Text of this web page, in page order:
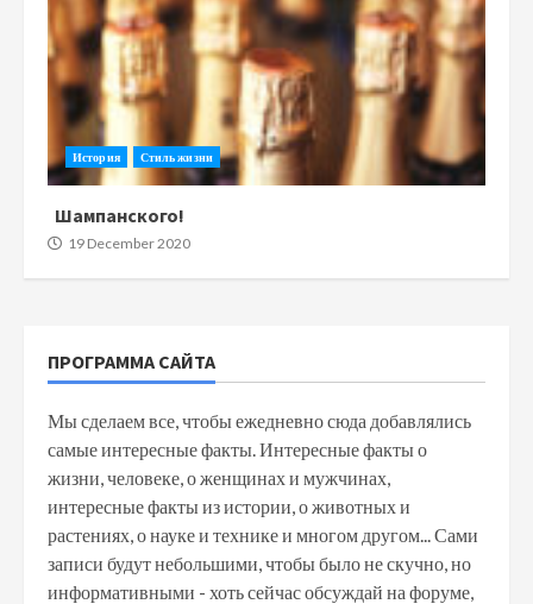
История Стиль жизни
Шампанского!
19 December 2020
ПРОГРАММА САЙТА
Мы сделаем все, чтобы ежедневно сюда добавлялись
самые интересные факты. Интересные факты о
жизни, человеке, о женщинах и мужчинах,
интересные факты из истории, о животных и
растениях, о науке и технике и многом другом... Сами
записи будут небольшими, чтобы было не скучно, но
информативными - хоть сейчас обсуждай на форуме,